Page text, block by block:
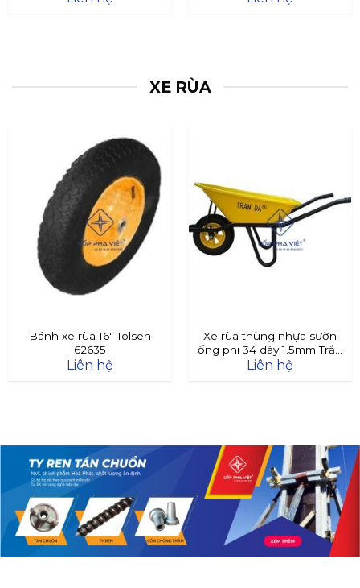
XE RÙA
Bánh xe rùa 16″ Tolsen
62635
Liên hệ
Xe rùa thùng nhựa sườn
ống phi 34 dày 1.5mm Trần
Đà
Liên hệ